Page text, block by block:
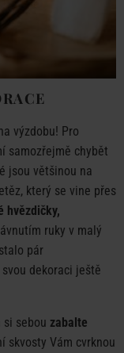
výzdobu! Pro
samozřejmě chybět
jsou většinou na
který se vine přes
hvězdičky,
ruky v malý
pár
dekoraci ještě
sebou zabalte
skvosty Vám cvrknou